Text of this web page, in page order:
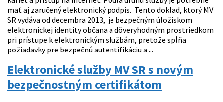
mať aj zaručený elektronický podpis. Tento doklad, ktorý MV
SR vydáva od decembra 2013, je bezpečným úložiskom
elektronickej identity občana a dôveryhodným prostriedkom
pri prístupe k elektronickým službám, pretože spĺňa
požiadavky pre bezpečnú autentifikáciu a ...
Elektronické služby MV SR s novým
bezpečnostným certifikátom